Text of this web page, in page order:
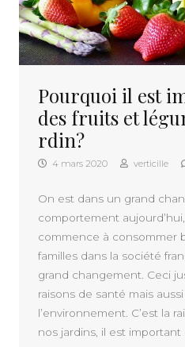
Pourquoi il est
des fruits et
rdin?
4 mars 2020 verticille
On est dans un grand
comportement
commence à consommer
familles dans la société
grand changement. Ceci
raisons de santé mais
l’environnement. C’est la
nos jardins, il est important